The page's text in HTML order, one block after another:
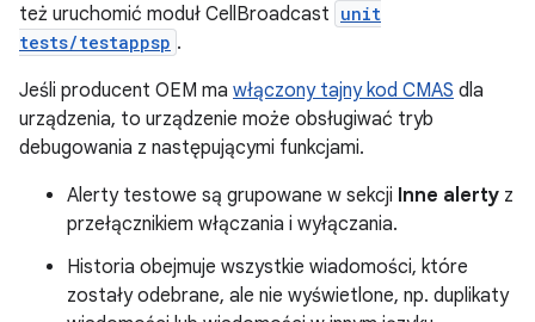
też uruchomić moduł CellBroadcast unit
tests/testappsp .
Jeśli producent OEM ma włączony tajny kod CMAS dla
urządzenia, to urządzenie może obsługiwać tryb
debugowania z następującymi funkcjami.
Alerty testowe są grupowane w sekcji Inne alerty z
przełącznikiem włączania i wyłączania.
Historia obejmuje wszystkie wiadomości, które
zostały odebrane, ale nie wyświetlone, np. duplikaty